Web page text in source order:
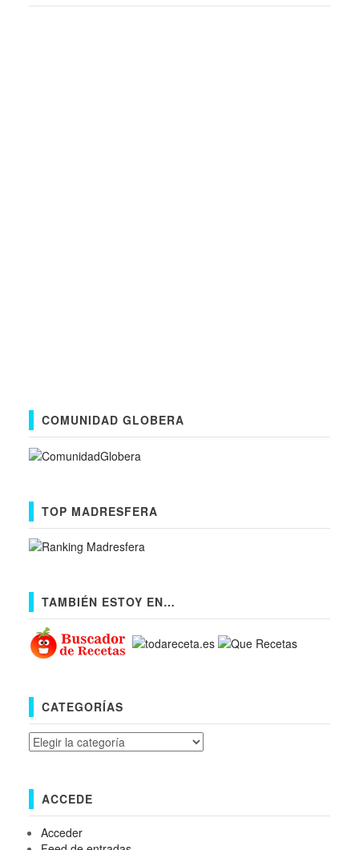
COMUNIDAD GLOBERA
TOP MADRESFERA
TAMBIÉN ESTOY EN…
CATEGORÍAS
Categorías
ACCEDE
Acceder